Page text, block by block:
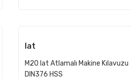
Iat
M20 Iat Atlamalı Makine Kılavuzu
DIN376 HSS